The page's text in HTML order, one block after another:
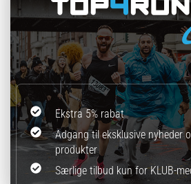
Ekstra 5% rabat
Adgang til eksklusive nyheder
produkter
Særlige tilbud kun for KLUB-